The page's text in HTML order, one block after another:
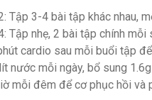
Tập 3-4 bài tập khác nhau,
Tập nhẹ, 2 bài tập chính
cardio sau mỗi buổi tập
nước mỗi ngày, bổ sung
mỗi đêm để cơ phục hồi và